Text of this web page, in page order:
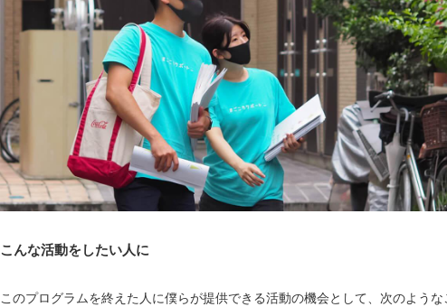
こんな活動をしたい人に
このプログラムを終えた人に僕らが提供できる活動の機会として、次のような